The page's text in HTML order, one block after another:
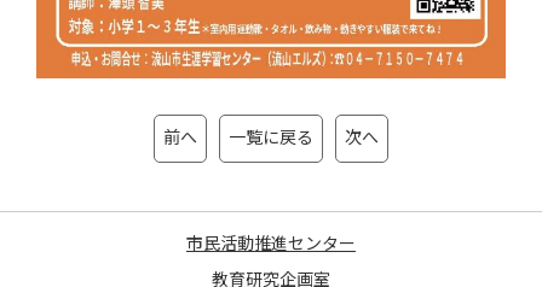
前へ 一覧に戻る 次へ
市民活動推進センター
教育研究企画室